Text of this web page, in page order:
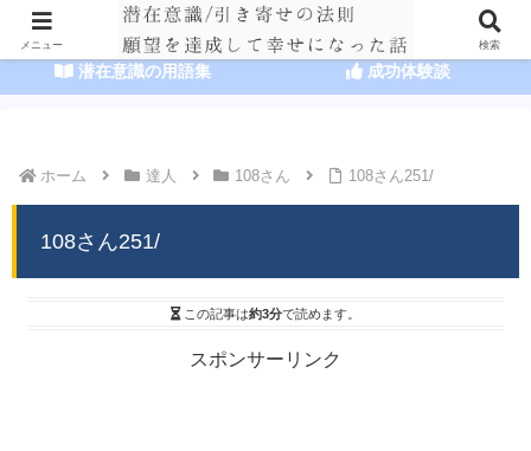
HOME 潜在意識の達人まとめ
潜在意識の用語集 成功体験談
ホーム 達人 108さん 108さん251/
108さん251/
この記事は約3分で読めます。
スポンサーリンク
メニュー 検索